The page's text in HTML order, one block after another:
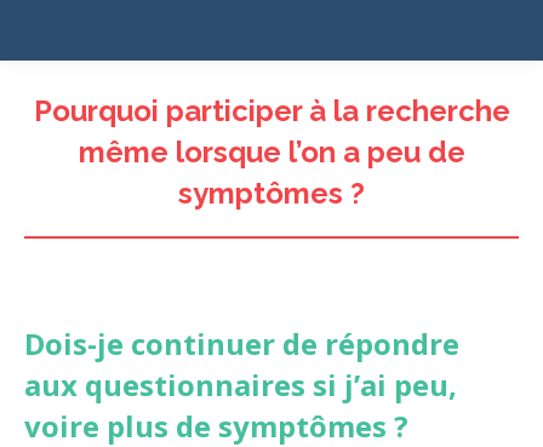
Pourquoi participer à la recherche
même lorsque l’on a peu de
symptômes ?
Dois-je continuer de répondre
aux questionnaires si j’ai peu,
voire plus de symptômes ?